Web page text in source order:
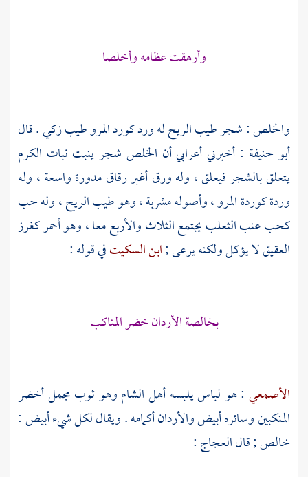
وأرهقت عظامه وأخلصا
والخلص : شجر طيب الريح له ورد كورد المرو طيب زكي . قال
أبو حنيفة : أخبرني أعرابي أن الخلص شجر ينبت نبات الكرم
يتعلق بالشجر فيعلق ، وله ورق أغبر رقاق مدورة واسعة ، وله
وردة كوردة المرو ، وأصوله مشربة ، وهو طيب الريح ، وله حب
كحب عنب الثعلب يجتمع الثلاث والأربع معا ، وهو أحمر كغرز
العقيق لا يؤكل ولكنه يرعى ;ابن السكيتفي قوله :
بخالصة الأردان خضر المناكب
الأصمعي : هو لباس يلبسه أهل الشام وهو ثوب مجمل أخضر
المنكبين وسائره أبيض والأردان أكمامه . ويقال لكل شيء أبيض :
خالص ; قالالعجاج: